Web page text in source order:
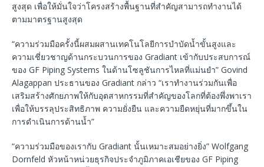
สูงสุด เพื่อให้มั่นใจว่าโครงสร้างพื้นฐานที่สำคัญสามารถทำงานได้
ตามมาตรฐานสูงสุด
“ความร่วมมือครั้งนี้ผสมผสานเทคโนโลยีการบำบัดน้ำขั้นสูงและ
ความเชี่ยวชาญด้านกระบวนการของ Gradiant เข้ากับประสบการณ์
ของ GF Piping Systems ในด้านโซลูชันการไหลที่แม่นยำ” Govind
Alagappan ประธานของ Gradiant กล่าว “เราทำงานร่วมกันเพื่อ
เสริมสร้างศักยภาพให้กับอุตสาหกรรมที่สำคัญของโลกที่ต้องพึ่งพาเรา
เพื่อให้บรรลุประสิทธิภาพ ความยั่งยืน และความยืดหยุ่นที่มากขึ้นใน
การดำเนินการด้านน้ำ”
“ความร่วมมือของเรากับ Gradiant นั้นเหมาะสมอย่างยิ่ง” Wolfgang
Dornfeld หัวหน้าหน่วยธุรกิจประจำภูมิภาคเอเชียของ GF Piping